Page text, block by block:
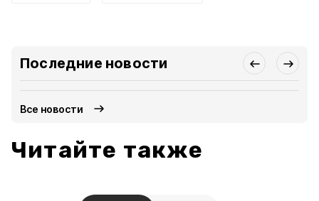
Последние новости
Все новости
Читайте также